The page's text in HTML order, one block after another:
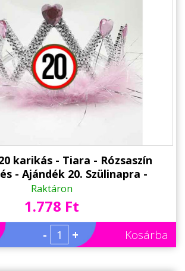
karikás - Tiara - Rózsaszín
- Ajándék 20. Szülinapra -
Party Kellék
Raktáron
1.778 Ft
- + Kosárba